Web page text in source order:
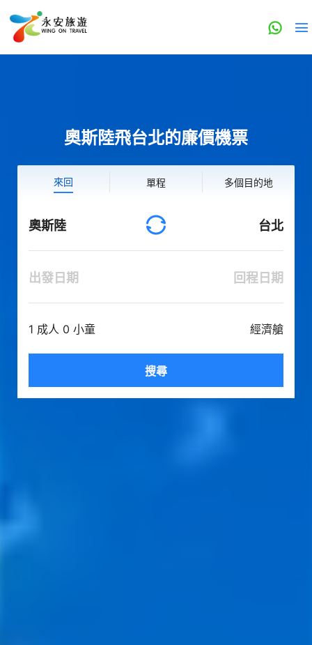
奧斯陸飛台北的廉價機票
來回 單程 多個目的地
奧斯陸 台北
出發日期 回程日期
1 成人 0 小童 經濟艙
搜尋